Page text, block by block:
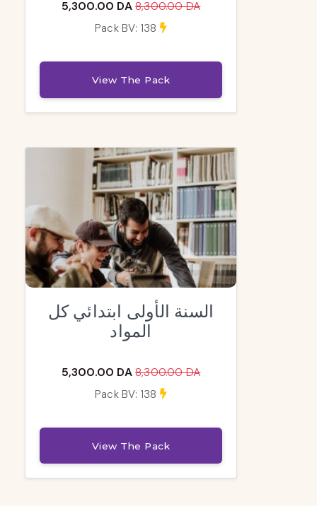
5,300.00 DA 8,300.00 DA
Pack BV: 138
View The Pack
السنة الأولى ابتدائي كل
المواد
5,300.00 DA 8,300.00 DA
Pack BV: 138
View The Pack